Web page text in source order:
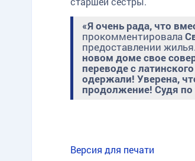
«Я очень рада, что
прокомментировала
предоставлении
новом доме свое
переводе с
одержали! Уверена,
продолжение! Судя по
Версия для печати